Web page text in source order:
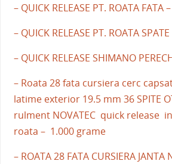
– QUICK RELEASE PT. ROATA FATA
– QUICK RELEASE PT. ROATA
– QUICK RELEASE SHIMANO
– Roata 28 fata cursiera cerc capsat
latime exterior 19.5 mm 36 SPITE
rulment NOVATEC quick release
roata – 1.000 grame
– ROATA 28 FATA CURSIERA JANTA